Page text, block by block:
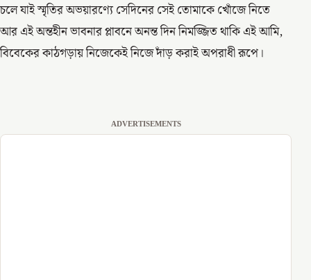
চলে যাই স্মৃতির অভয়ারণ্যে সেদিনের সেই তোমাকে খোঁজে নিতে
আর এই অন্তহীন ভাবনার প্লাবনে অনন্ত দিন নিমজ্জিত থাকি এই আমি,
বিবেকের কাঠগড়ায় নিজেকেই নিজে দাঁড় করাই অপরাধী রূপে।
ADVERTISEMENTS